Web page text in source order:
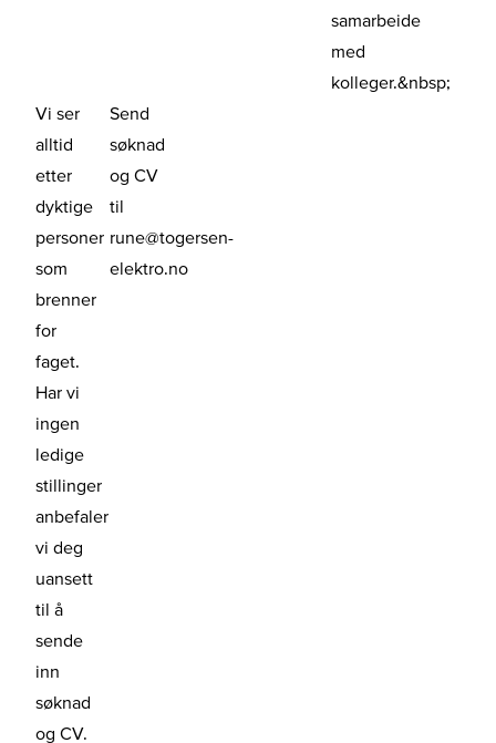
samarbeide
med
kolleger.&nbsp;
Vi ser
alltid
etter
dyktige
personer
som
brenner
for
faget.
Har vi
ingen
ledige
stillinger
anbefaler
vi deg
uansett
til å
sende
inn
søknad
og CV.
Send
søknad
og CV
til
rune@togersen-
elektro.no